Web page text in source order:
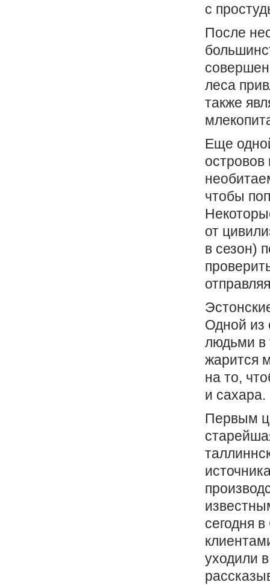
с
После
леса
также
Еще
чтобы
от
в сезон)
Одной из
людьми в
жарится
на то,
и
Первым
сегодня
уходили